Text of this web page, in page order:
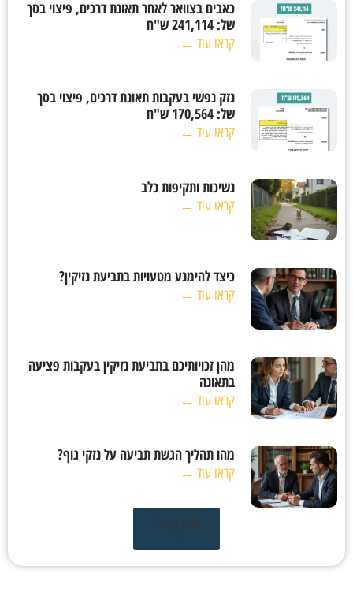
כאבים בצוואר לאחר תאונת דרכים, פיצוי בסך
של: 241,114 ש"ח
קראו עוד ←
נזק נפשי בעקבות תאונת דרכים, פיצוי בסך
של: 170,564 ש"ח
קראו עוד ←
נשיכות ותקיפות כלב
קראו עוד ←
כיצד להימנע מטעויות בתביעת נזיקין?
קראו עוד ←
מהן זכויותיכם בתביעת נזיקין בעקבות פציעה
בתאונה
קראו עוד ←
מהו תהליך הגשת תביעה על נזקי גוף?
קראו עוד ←
טענו עוד